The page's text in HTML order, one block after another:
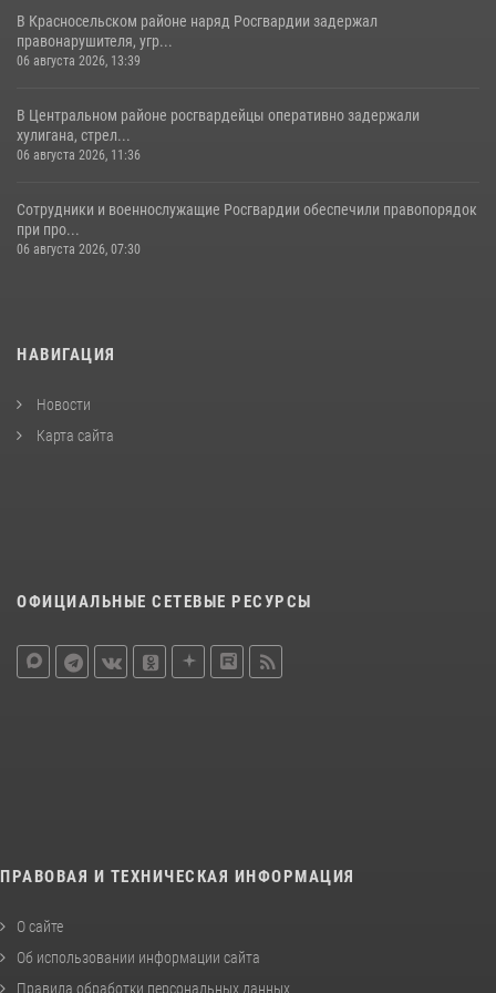
В Красносельском районе наряд Росгвардии задержал
правонарушителя, угр...
06 августа 2026, 13:39
В Центральном районе росгвардейцы оперативно задержали
хулигана, стрел...
06 августа 2026, 11:36
Сотрудники и военнослужащие Росгвардии обеспечили правопорядок
при про...
06 августа 2026, 07:30
НАВИГАЦИЯ
Новости
Карта сайта
ОФИЦИАЛЬНЫЕ СЕТЕВЫЕ РЕСУРСЫ
ПРАВОВАЯ И ТЕХНИЧЕСКАЯ ИНФОРМАЦИЯ
О сайте
Об использовании информации сайта
Правила обработки персональных данных